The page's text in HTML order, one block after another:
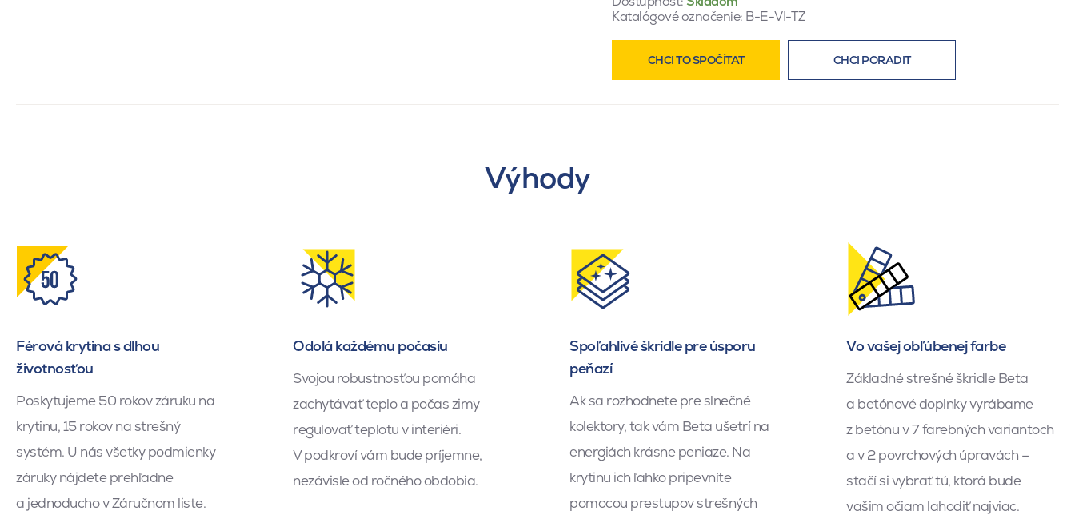
Katalógové označenie: B-E-VI-TZ
CHCI TO SPOČÍTAT CHCI PORADIT
Výhody
Férová krytina s dlhou
životnosťou
Poskytujeme 50 rokov záruku na
krytinu, 15 rokov na strešný
systém. U nás všetky podmienky
záruky nájdete prehľadne
a jednoducho v Záručnom liste.
Odolá každému počasiu
Svojou robustnosťou pomáha
zachytávať teplo a počas zimy
regulovať teplotu v interiéri.
V podkroví vám bude príjemne,
nezávisle od ročného obdobia.
Spoľahlivé škridle pre úsporu
peňazí
Ak sa rozhodnete pre slnečné
kolektory, tak vám Beta ušetrí na
energiách krásne peniaze. Na
krytinu ich ľahko pripevníte
pomocou prestupov strešných
Vo vašej obľúbenej farbe
Základné strešné škridle Beta
a betónové doplnky vyrábame
z betónu v 7 farebných variantoch
a v 2 povrchových úpravách –
stačí si vybrať tú, ktorá bude
vašim očiam lahodiť najviac.